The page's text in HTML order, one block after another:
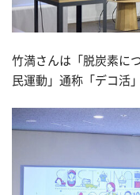
竹満さんは「脱炭素に
民運動」通称「デコ活